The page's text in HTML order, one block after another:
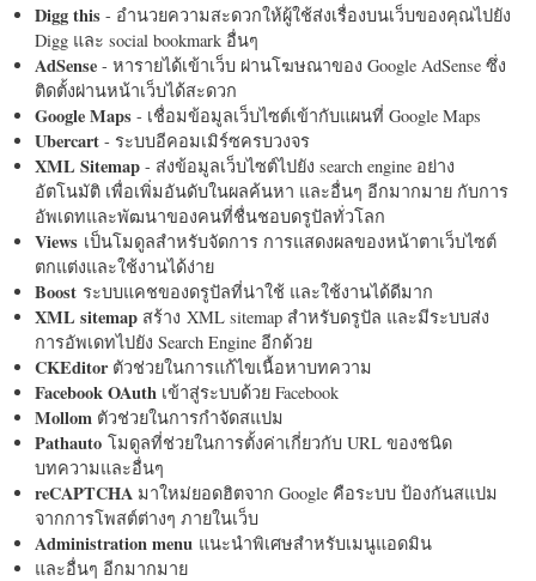
Digg this - อำนวยความสะดวกให้ผู้ใช้ส่งเรื่องบนเว็บของคุณไปยัง
Digg และ social bookmark อื่นๆ
AdSense - หารายได้เข้าเว็บ ผ่านโฆษณาของ Google AdSense ซึ่ง
ติดตั้งผ่านหน้าเว็บได้สะดวก
Google Maps - เชื่อมข้อมูลเว็บไซต์เข้ากับแผนที่ Google Maps
Ubercart - ระบบอีคอมเมิร์ซครบวงจร
XML Sitemap - ส่งข้อมูลเว็บไซต์ไปยัง search engine อย่าง
อัตโนมัติ เพื่อเพิ่มอันดับในผลค้นหา และอื่นๆ อีกมากมาย กับการ
อัพเดทและพัฒนาของคนที่ชื่นชอบดรูปัลทั่วโลก
Views เป็นโมดูลสำหรับจัดการ การแสดงผลของหน้าตาเว็บไซต์
ตกแต่งและใช้งานได้ง่าย
Boost ระบบแคชของดรูปัลที่น่าใช้ และใช้งานได้ดีมาก
XML sitemap สร้าง XML sitemap สำหรับดรูปัล และมีระบบส่ง
การอัพเดทไปยัง Search Engine อีกด้วย
CKEditorตัวช่วยในการแก้ไขเนื้อหาบทความ
Facebook OAuth เข้าสู่ระบบด้วย Facebook
Mollom ตัวช่วยในการกำจัดสแปม
Pathauto โมดูลที่ช่วยในการตั้งค่าเกี่ยวกับ URL ของชนิด
บทความและอื่นๆ
reCAPTCHA มาใหม่ยอดฮิตจาก Google คือระบบ ป้องกันสแปม
จากการโพสต์ต่างๆ ภายในเว็บ
Administration menu แนะนำพิเศษสำหรับเมนูแอดมิน
และอื่นๆ อีกมากมาย